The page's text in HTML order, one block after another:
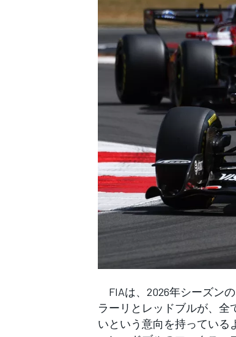
WEC
FIAは、2026年シーズン
ラーリとレッドブルが、全
いという意向を持っている